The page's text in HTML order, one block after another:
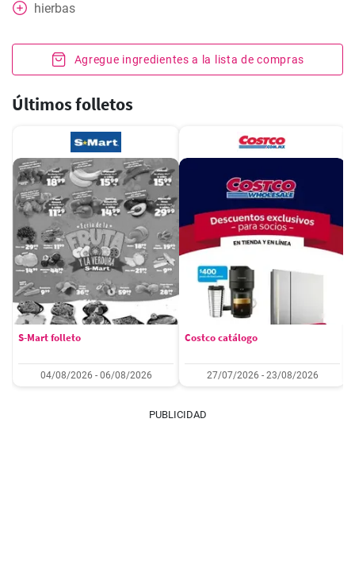
hierbas
Agregue ingredientes a la lista de compras
Últimos folletos
S-Mart folleto
04/08/2026 - 06/08/2026
Costco catálogo
27/07/2026 - 23/08/2026
PUBLICIDAD